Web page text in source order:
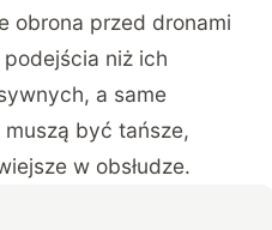
obrona przed dronami
niż ich
a same
być tańsze,
w obsłudze.